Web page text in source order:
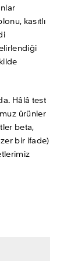
kasıtlı
Hâlâ test
ürünler
beta,
bir ifade)